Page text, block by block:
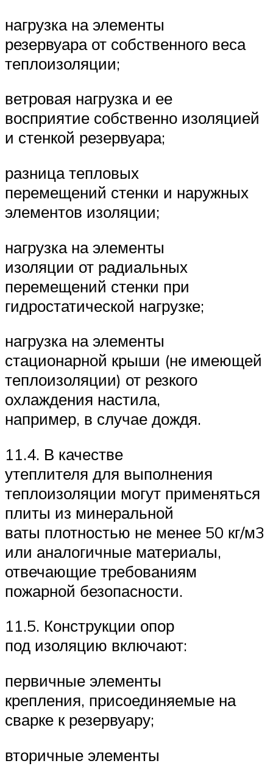
нагрузка на элементы
резервуара от собственного веса
теплоизоляции;
ветровая нагрузка и ее
восприятие собственно изоляцией
и стенкой резервуара;
разница тепловых
перемещений стенки и наружных
элементов изоляции;
нагрузка на элементы
изоляции от радиальных
перемещений стенки при
гидростатической нагрузке;
нагрузка на элементы
стационарной крыши (не имеющей
теплоизоляции) от резкого
охлаждения настила,
например, в случае дождя.
11.4. В качестве
утеплителя для выполнения
теплоизоляции могут применяться
плиты из минеральной
ваты плотностью не менее 50 кг/м3
или аналогичные материалы,
отвечающие требованиям
пожарной безопасности.
11.5. Конструкции опор
под изоляцию включают:
первичные элементы
крепления, присоединяемые на
сварке к резервуару;
вторичные элементы